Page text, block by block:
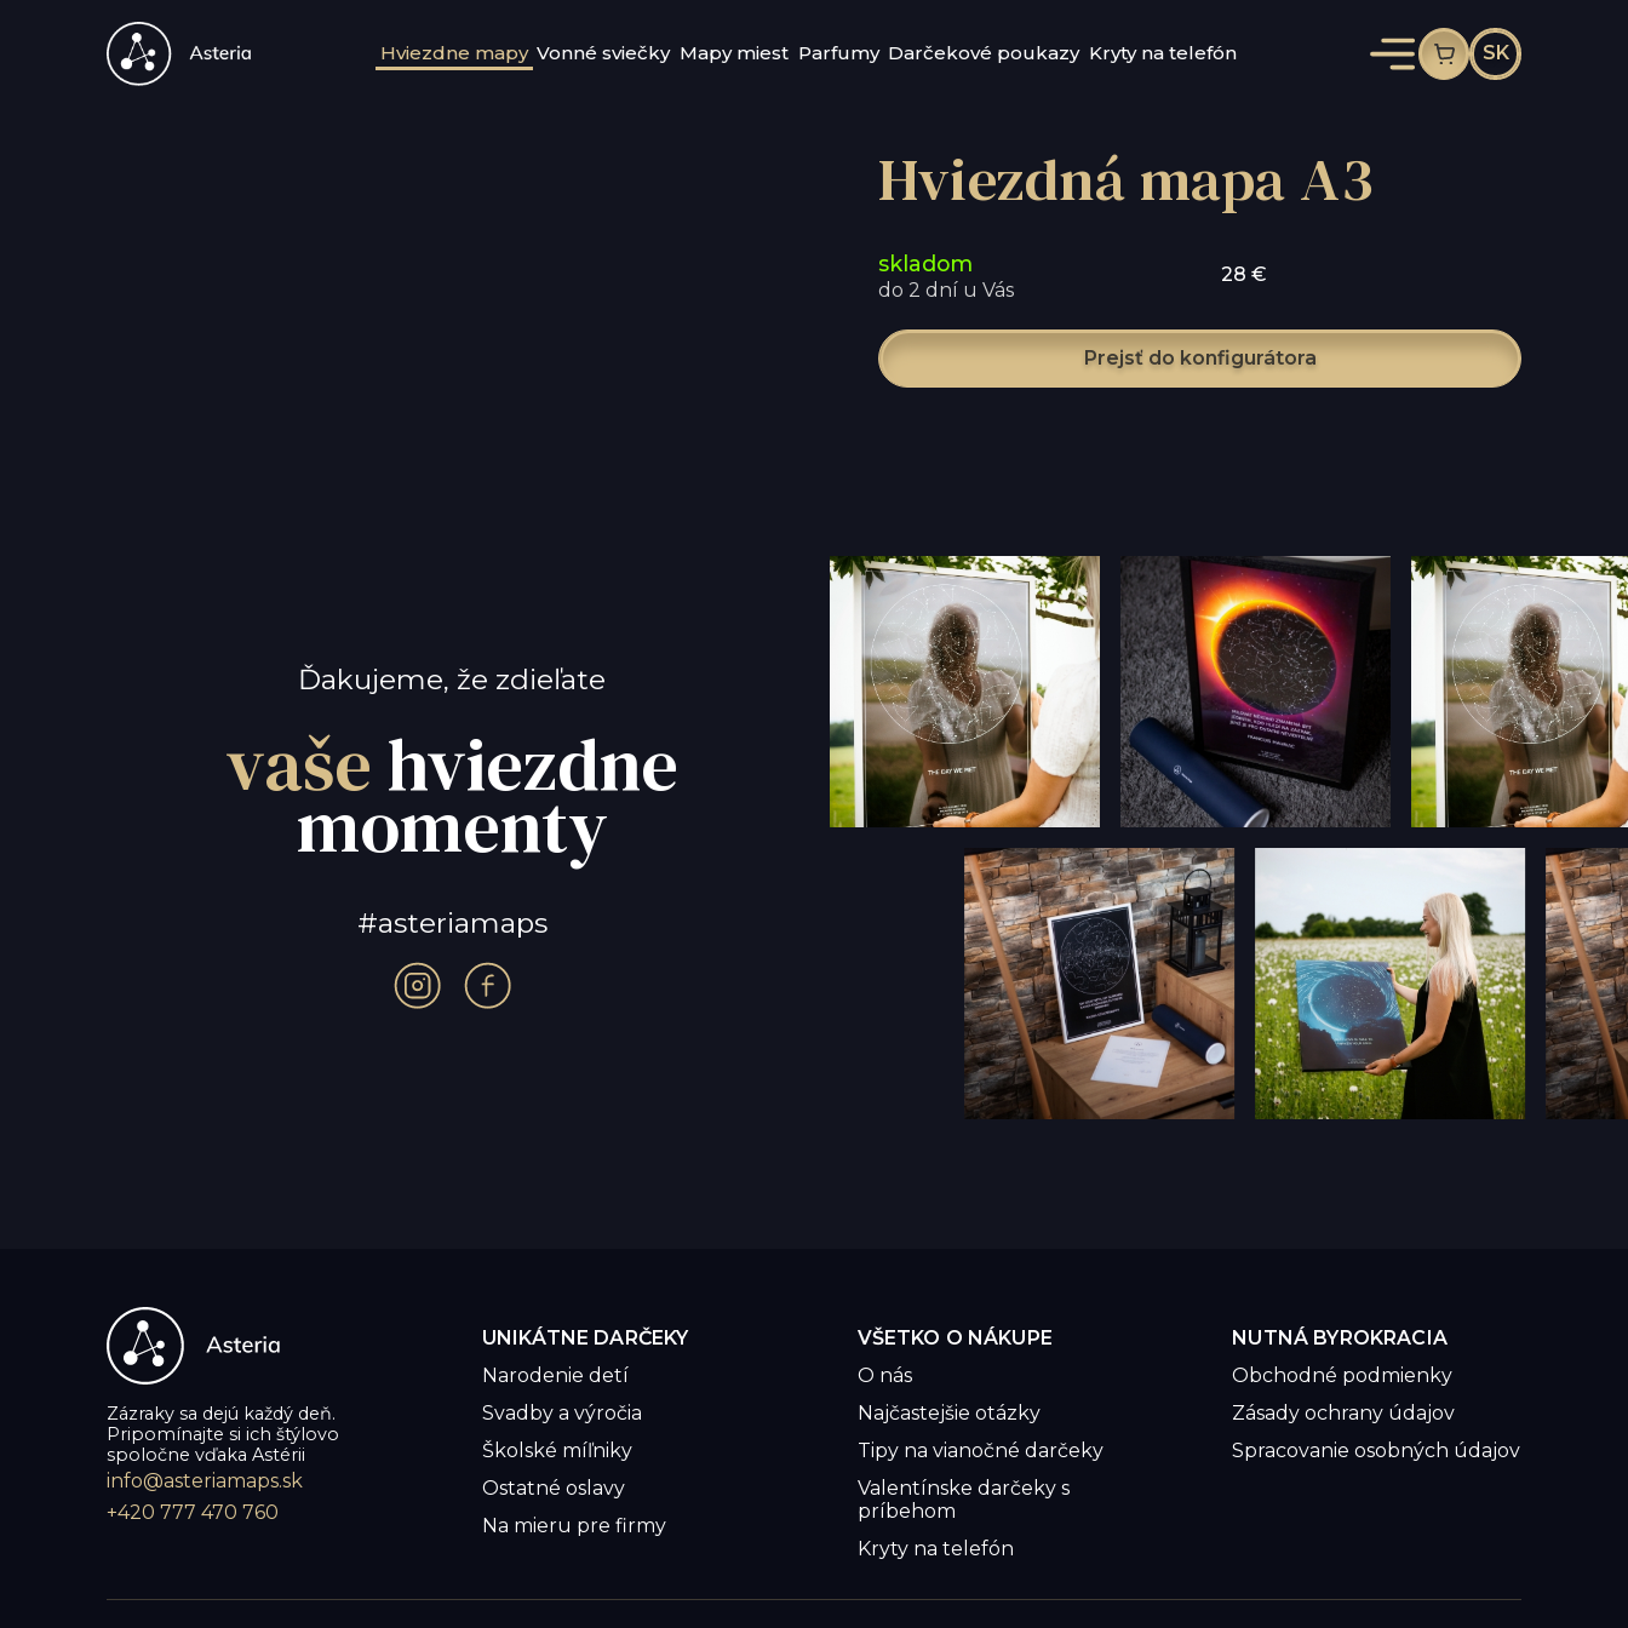
Hviezdne mapy Vonné sviečky Mapy miest Parfumy Darčekové poukazy Kryty na telefón SK
Hviezdná mapa A3
skladom
do 2 dní u Vás
28 €
Prejsť do konfigurátora
Ďakujeme, že zdieľate
vašehviezdne
momenty
#asteriamaps
Zázraky sa dejú každý deň.
Pripomínajte si ich štýlovo
spoločne vďaka Astérii
info@asteriamaps.sk
+420 777 470 760
UNIKÁTNE DARČEKY
Narodenie detí
Svadby a výročia
Školské míľniky
Ostatné oslavy
Na mieru pre firmy
VŠETKO O NÁKUPE
O nás
Najčastejšie otázky
Tipy na vianočné darčeky
Valentínske darčeky s
príbehom
Kryty na telefón
NUTNÁ BYROKRACIA
Obchodné podmienky
Zásady ochrany údajov
Spracovanie osobných údajov